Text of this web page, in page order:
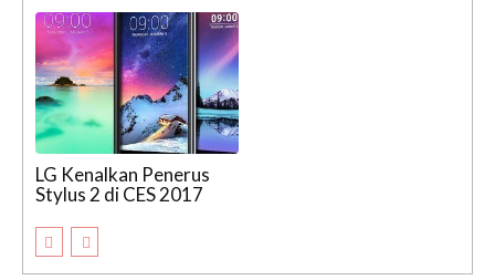
LG Kenalkan Penerus
Stylus 2 di CES 2017